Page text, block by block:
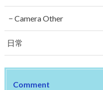
Camera Other
日常
Comment